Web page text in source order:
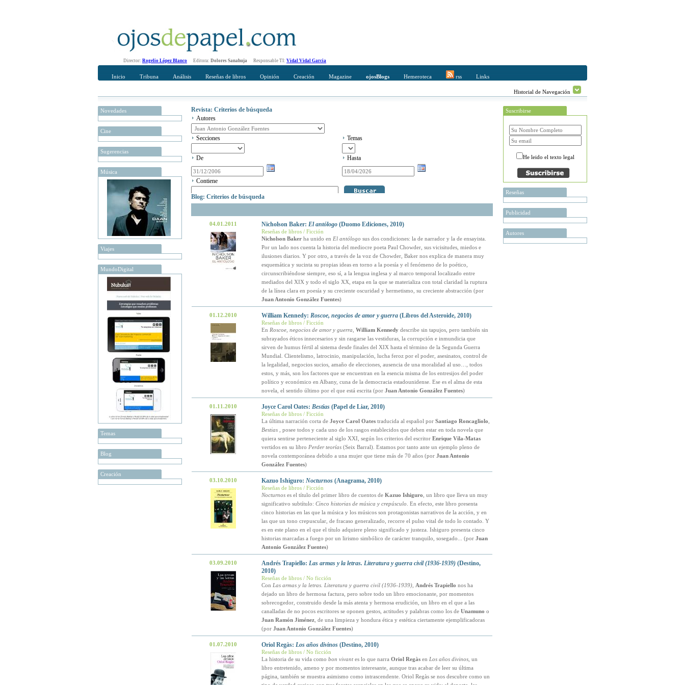
Director: Rogelio López Blanco Editora: Dolores Sanahuja Responsable TI: Vidal Vidal Garcia
Inicio Tribuna Análisis Reseñas de libros Opinión Creación Magazine ojosBlogs Hemeroteca rss Links
Historial de Navegación
Novedades
Cine
Sugerencias
Música
Viajes
MundoDigital
Temas
Blog
Creación
Revista: Criterios de búsqueda
Autores
Secciones Temas
De Hasta
Contiene
Blog: Criterios de búsqueda
04.01.2011 Nicholson Baker: El antólogo(Duomo Ediciones, 2010)
Reseñas de libros / Ficción
Nicholson Bakerha unido en El antólogo sus dos condiciones: la de narrador y la de ensayista.
Por un lado nos cuenta la historia del mediocre poeta Paul Chowder, sus vicisitudes, miedos e
ilusiones diarios. Y por otro, a través de la voz de Chowder, Baker nos explica de manera muy
esquemática y sucinta su propias ideas en torno a la poesía y el fenómeno de lo poético,
circunscribiéndose siempre, eso sí, a la lengua inglesa y al marco temporal localizado entre
mediados del XIX y todo el siglo XX, etapa en la que se materializa con total claridad la ruptura
de la línea clara en poesía y su creciente oscuridad y hermetismo, su creciente abstracción (por
Juan Antonio González Fuentes)
01.12.2010 William Kennedy: Roscoe, negocios de amor y guerra(Libros del Asteroide, 2010)
Reseñas de libros / Ficción
En Roscoe, negocios de amor y guerra William Kennedydescribe sin tapujos, pero también sin
subrayados éticos innecesarios y sin rasgarse las vestiduras, la corrupción e inmundicia que
sirven de humus fértil al sistema desde finales del XIX hasta el término de la Segunda Guerra
Mundial. Clientelismo, latrocinio, manipulación, lucha feroz por el poder, asesinatos, control de
la legalidad, negocios sucios, amaño de elecciones, ausencia de una moralidad al uso…, todos
estos, y más, son los factores que se encuentran en la esencia misma de los entresijos del poder
político y económico en Albany, cuna de la democracia estadounidense. Ese es el alma de esta
novela, el sentido último por el que está escrita (por Juan Antonio González Fuentes)
01.11.2010 Joyce Carol Oates: Bestias(Papel de Liar, 2010)
Reseñas de libros / Ficción
La última narración corta de Joyce Carol Oatestraducida al español por Santiago Roncagliolo
Bestias, posee todos y cada uno de los rasgos establecidos que deben estar en toda novela que
quiera sentirse perteneciente al siglo XXI, según los criterios del escritor Enrique Vila-Matas
vertidos en su libro Perder teorías(Seix Barral). Estamos por tanto ante un ejemplo pleno de
novela contemporánea debido a una mujer que tiene más de 70 años (por Juan Antonio
González Fuentes)
03.10.2010 Kazuo Ishiguro: Nocturnos(Anagrama, 2010)
Reseñas de libros / Ficción
Nocturnoses el título del primer libro de cuentos de Kazuo Ishiguro , un libro que lleva un muy
significativo subtítulo: Cinco historias de música y crepúsculo . En efecto, este libro presenta
cinco historias en las que la música y los músicos son protagonistas narrativos de la acción, y en
las que un tono crepuscular, de fracaso generalizado, recorre el pulso vital de todo lo contado. Y
es en este plano en el que el título adquiere pleno significado y justeza. Ishiguro presenta cinco
historias marcadas a fuego por un lirismo simbólico de carácter tranquilo, sosegado... (por Juan
Antonio González Fuentes)
03.09.2010 Andrés Trapiello: Las armas y la letras. Literatura y guerra civil (1936-1939)(Destino,
2010)
Reseñas de libros / No ficción
Con Las armas y la letras. Literatura y guerra civil (1936-1939), Andrés Trapiello nos ha
dejado un libro de hermosa factura, pero sobre todo un libro emocionante, por momentos
sobrecogedor, construido desde la más atenta y hermosa erudición, un libro en el que a las
canalladas de no pocos escritores se oponen gestos, actitudes y palabras como los de Unamuno o
Juan Ramón Jiménez, de una limpieza y hondura ética y estética ciertamente ejemplificadoras
(por Juan Antonio González Fuentes)
01.07.2010 Oriol Regàs: Los años divinos(Destino, 2010)
Reseñas de libros / No ficción
La historia de su vida como bon vivantes lo que narra Oriol Regàsen Los años divinos, un
libro entretenido, ameno y por momentos interesante, aunque tras acabar de leer su última
página, también se muestra asimismo como intrascendente. Oriol Regàs se nos descubre como un
Suscribirse
He leido el texto legal
Reseñas
Publicidad
Autores